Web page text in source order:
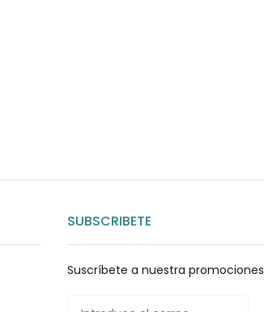
SUBSCRIBETE
Suscríbete a nuestra promociones